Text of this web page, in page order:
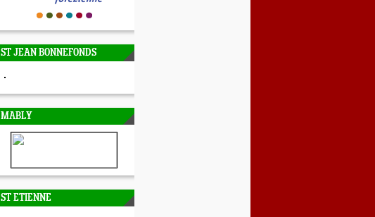
ST JEAN BONNEFONDS
MABLY
ST ETIENNE